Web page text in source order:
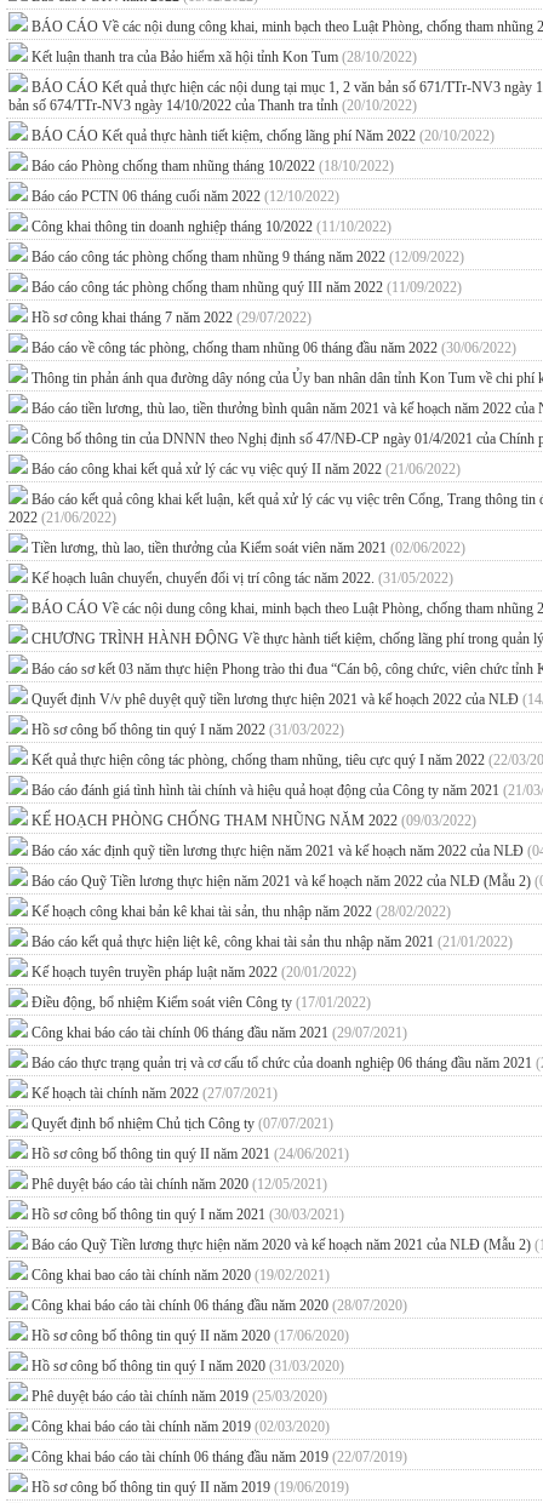
BÁO CÁO Về các nội dung công khai, minh bạch theo Luật Phòng, chống tham
Kết luận thanh tra của Bảo hiểm xã hội tỉnh Kon Tum (28/10/2022)
BÁO CÁO Kết quả thực hiện các nội dung tại mục 1, 2 văn bản số 671/TTr-NV3 ngày
bản số 674/TTr-NV3 ngày 14/10/2022 của Thanh tra tỉnh (20/10/2022)
BÁO CÁO Kết quả thực hành tiết kiệm, chống lãng phí Năm 2022 (20/10/2022)
Báo cáo Phòng chống tham nhũng tháng 10/2022 (18/10/2022)
Báo cáo PCTN 06 tháng cuối năm 2022 (12/10/2022)
Công khai thông tin doanh nghiệp tháng 10/2022 (11/10/2022)
Báo cáo công tác phòng chống tham nhũng 9 tháng năm 2022 (12/09/2022)
Báo cáo công tác phòng chống tham nhũng quý III năm 2022 (11/09/2022)
Hồ sơ công khai tháng 7 năm 2022 (29/07/2022)
Báo cáo về công tác phòng, chống tham nhũng 06 tháng đầu năm 2022 (30/06/2022)
Thông tin phản ánh qua đường dây nóng của Ủy ban nhân dân tỉnh Kon Tum về chi
Báo cáo tiền lương, thù lao, tiền thưởng bình quân năm 2021 và kế hoạch năm 2022
Công bố thông tin của DNNN theo Nghị định số 47/NĐ-CP ngày 01/4/2021 của Chính
Báo cáo công khai kết quả xử lý các vụ việc quý II năm 2022 (21/06/2022)
Báo cáo kết quả công khai kết luận, kết quả xử lý các vụ việc trên Cổng, Trang thông
2022 (21/06/2022)
Tiền lương, thù lao, tiền thưởng của Kiểm soát viên năm 2021 (02/06/2022)
Kế hoạch luân chuyển, chuyển đổi vị trí công tác năm 2022. (31/05/2022)
BÁO CÁO Về các nội dung công khai, minh bạch theo Luật Phòng, chống tham
CHƯƠNG TRÌNH HÀNH ĐỘNG Về thực hành tiết kiệm, chống lãng phí trong quản
Báo cáo sơ kết 03 năm thực hiện Phong trào thi đua “Cán bộ, công chức, viên chức
Quyết định V/v phê duyệt quỹ tiền lương thực hiện 2021 và kế hoạch 2022 của NLĐ
Hồ sơ công bố thông tin quý I năm 2022 (31/03/2022)
Kết quả thực hiện công tác phòng, chống tham nhũng, tiêu cực quý I năm 2022 (22/03/
Báo cáo đánh giá tình hình tài chính và hiệu quả hoạt động của Công ty năm 2021 (21/
KẾ HOẠCH PHÒNG CHỐNG THAM NHŨNG NĂM 2022 (09/03/2022)
Báo cáo xác định quỹ tiền lương thực hiện năm 2021 và kế hoạch năm 2022 của NLĐ
Báo cáo Quỹ Tiền lương thực hiện năm 2021 và kế hoạch năm 2022 của NLĐ (Mẫu 2)
Kế hoạch công khai bản kê khai tài sản, thu nhập năm 2022 (28/02/2022)
Báo cáo kết quả thực hiện liệt kê, công khai tài sản thu nhập năm 2021 (21/01/2022)
Kế hoạch tuyên truyền pháp luật năm 2022 (20/01/2022)
Điều động, bổ nhiệm Kiểm soát viên Công ty (17/01/2022)
Công khai báo cáo tài chính 06 tháng đầu năm 2021 (29/07/2021)
Báo cáo thực trạng quản trị và cơ cấu tổ chức của doanh nghiệp 06 tháng đầu năm 2021
Kế hoạch tài chính năm 2022 (27/07/2021)
Quyết định bổ nhiệm Chủ tịch Công ty (07/07/2021)
Hồ sơ công bố thông tin quý II năm 2021 (24/06/2021)
Phê duyệt báo cáo tài chính năm 2020 (12/05/2021)
Hồ sơ công bố thông tin quý I năm 2021 (30/03/2021)
Báo cáo Quỹ Tiền lương thực hiện năm 2020 và kế hoạch năm 2021 của NLĐ (Mẫu 2)
Công khai bao cáo tài chính năm 2020 (19/02/2021)
Công khai báo cáo tài chính 06 tháng đầu năm 2020 (28/07/2020)
Hồ sơ công bố thông tin quý II năm 2020 (17/06/2020)
Hồ sơ công bố thông tin quý I năm 2020 (31/03/2020)
Phê duyệt báo cáo tài chính năm 2019 (25/03/2020)
Công khai báo cáo tài chính năm 2019 (02/03/2020)
Công khai báo cáo tài chính 06 tháng đầu năm 2019 (22/07/2019)
Hồ sơ công bố thông tin quý II năm 2019 (19/06/2019)